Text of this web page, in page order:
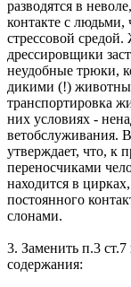
разводятся в
контакте с людьми,
стрессовой
дрессировщики
неудобные трюки,
дикими (!)
транспортировка
них условиях -
ветобслуживания.
утверждает, что, к
переносчиками
находится в
постоянного
слонами.
3. Заменить п.3
содержания: